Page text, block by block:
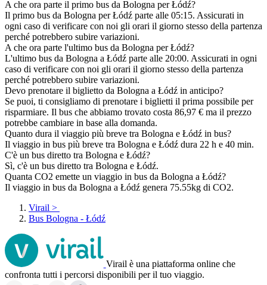
A che ora parte il primo bus da Bologna per Łódź?
Il primo bus da Bologna per Łódź parte alle 05:15. Assicurati in
ogni caso di verificare con noi gli orari il giorno stesso della partenza
perché potrebbero subire variazioni.
A che ora parte l'ultimo bus da Bologna per Łódź?
L'ultimo bus da Bologna a Łódź parte alle 20:00. Assicurati in ogni
caso di verificare con noi gli orari il giorno stesso della partenza
perché potrebbero subire variazioni.
Devo prenotare il biglietto da Bologna a Łódź in anticipo?
Se puoi, ti consigliamo di prenotare i biglietti il prima possibile per
risparmiare. Il bus che abbiamo trovato costa 86,97 € ma il prezzo
potrebbe cambiare in base alla domanda.
Quanto dura il viaggio più breve tra Bologna e Łódź in bus?
Il viaggio in bus più breve tra Bologna e Łódź dura 22 h e 40 min.
C'è un bus diretto tra Bologna e Łódź?
Sì, c'è un bus diretto tra Bologna e Łódź.
Quanta CO2 emette un viaggio in bus da Bologna a Łódź?
Il viaggio in bus da Bologna a Łódź genera 75.55kg di CO2.
Virail >
Bus Bologna - Łódź
Virail è una piattaforma online che
confronta tutti i percorsi disponibili per il tuo viaggio.